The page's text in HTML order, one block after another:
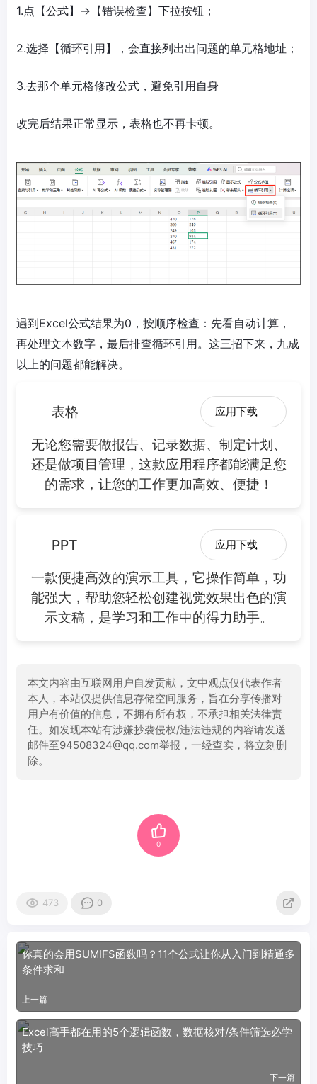
1.点【公式】→【错误检查】下拉按钮；
2.选择【循环引用】，会直接列出出问题的单元格地址；
3.去那个单元格修改公式，避免引用自身
改完后结果正常显示，表格也不再卡顿。
遇到Excel公式结果为0，按顺序检查：先看自动计算，
再处理文本数字，最后排查循环引用。这三招下来，九成
以上的问题都能解决。
表格 应用下载
无论您需要做报告、记录数据、制定计划、
还是做项目管理，这款应用程序都能满足您
的需求，让您的工作更加高效、便捷！
PPT 应用下载
一款便捷高效的演示工具，它操作简单，功
能强大，帮助您轻松创建视觉效果出色的演
示文稿，是学习和工作中的得力助手。
本文内容由互联网用户自发贡献，文中观点仅代表作者
本人，本站仅提供信息存储空间服务，旨在分享传播对
用户有价值的信息，不拥有所有权，不承担相关法律责
任。如发现本站有涉嫌抄袭侵权/违法违规的内容请发送
邮件至94508324@qq.com举报，一经查实，将立刻删
除。
0
473 0
你真的会用SUMIFS函数吗？11个公式让你从入门到精通多
条件求和
上一篇
Excel高手都在用的5个逻辑函数，数据核对/条件筛选必学
技巧
下一篇